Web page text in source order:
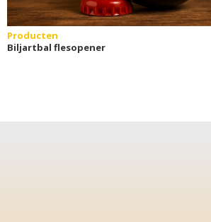
Producten
Biljartbal flesopener